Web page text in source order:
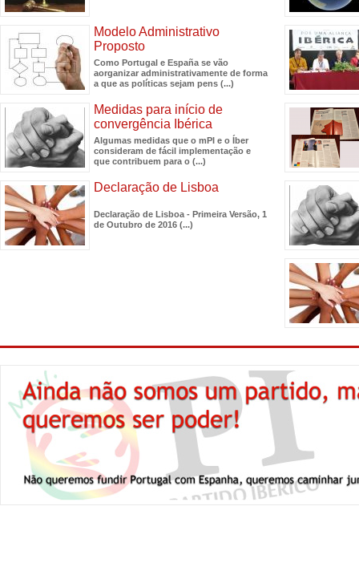
Modelo Administrativo
Proposto
Como Portugal e España se vão
aorganizar administrativamente de forma
a que as políticas sejam pens (...)
Medidas para início de
convergência Ibérica
Algumas medidas que o mPI e o Íber
consideram de fácil implementação e
que contribuem para o (...)
Declaração de Lisboa
Declaração de Lisboa - Primeira Versão, 1
de Outubro de 2016 (...)